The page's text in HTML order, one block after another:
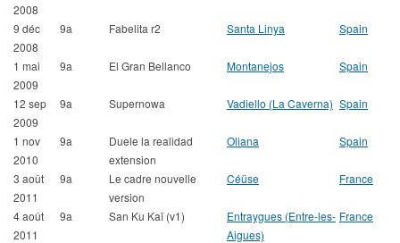
2008
9 déc
2008
9a Fabelita r2 Santa Linya Spain
1 mai
2009
9a El Gran Bellanco Montanejos Spain
12 sep
2009
9a Supernowa Vadiello (La Caverna) Spain
1 nov
2010
9a
Duele la realidad
extension
Oliana Spain
3 août
2011
9a
Le cadre nouvelle
version
Céüse France
4 août
2011
9a San Ku Kaï (v1)
Entraygues (Entre-les-
Aigues)
France